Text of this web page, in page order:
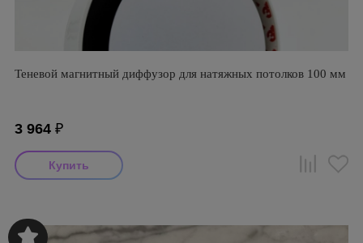
Теневой магнитный диффузор для натяжных потолков 100 мм
3 964 ₽